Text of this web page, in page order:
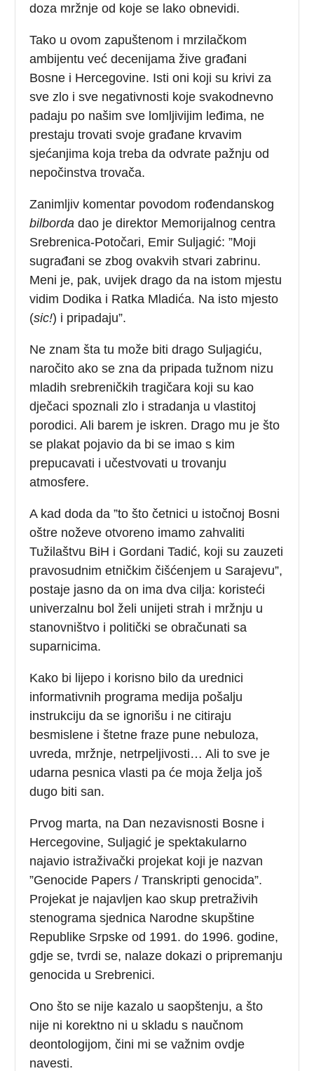
doza mržnje od koje se lako obnevidi.
Tako u ovom zapuštenom i mrzilačkom
ambijentu već decenijama žive građani
Bosne i Hercegovine. Isti oni koji su krivi za
sve zlo i sve negativnosti koje svakodnevno
padaju po našim sve lomljivijim leđima, ne
prestaju trovati svoje građane krvavim
sjećanjima koja treba da odvrate pažnju od
nepočinstva trovača.
Zanimljiv komentar povodom rođendanskog
bilbordadao je direktor Memorijalnog centra
Srebrenica-Potočari, Emir Suljagić: ”Moji
sugrađani se zbog ovakvih stvari zabrinu.
Meni je, pak, uvijek drago da na istom mjestu
vidim Dodika i Ratka Mladića. Na isto mjesto
(sic!) i pripadaju”.
Ne znam šta tu može biti drago Suljagiću,
naročito ako se zna da pripada tužnom nizu
mladih srebreničkih tragičara koji su kao
dječaci spoznali zlo i stradanja u vlastitoj
porodici. Ali barem je iskren. Drago mu je što
se plakat pojavio da bi se imao s kim
prepucavati i učestvovati u trovanju
atmosfere.
A kad doda da ”to što četnici u istočnoj Bosni
oštre noževe otvoreno imamo zahvaliti
Tužilaštvu BiH i Gordani Tadić, koji su zauzeti
pravosudnim etničkim čišćenjem u Sarajevu”,
postaje jasno da on ima dva cilja: koristeći
univerzalnu bol želi unijeti strah i mržnju u
stanovništvo i politički se obračunati sa
suparnicima.
Kako bi lijepo i korisno bilo da urednici
informativnih programa medija pošalju
instrukciju da se ignorišu i ne citiraju
besmislene i štetne fraze pune nebuloza,
uvreda, mržnje, netrpeljivosti… Ali to sve je
udarna pesnica vlasti pa će moja želja još
dugo biti san.
Prvog marta, na Dan nezavisnosti Bosne i
Hercegovine, Suljagić je spektakularno
najavio istraživački projekat koji je nazvan
”Genocide Papers / Transkripti genocida”.
Projekat je najavljen kao skup pretraživih
stenograma sjednica Narodne skupštine
Republike Srpske od 1991. do 1996. godine,
gdje se, tvrdi se, nalaze dokazi o pripremanju
genocida u Srebrenici.
Ono što se nije kazalo u saopštenju, a što
nije ni korektno ni u skladu s naučnom
deontologijom, čini mi se važnim ovdje
navesti.